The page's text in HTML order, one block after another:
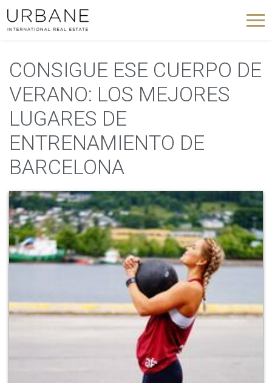
CONSIGUE ESE CUERPO DE
VERANO: LOS MEJORES
LUGARES DE
ENTRENAMIENTO DE
BARCELONA